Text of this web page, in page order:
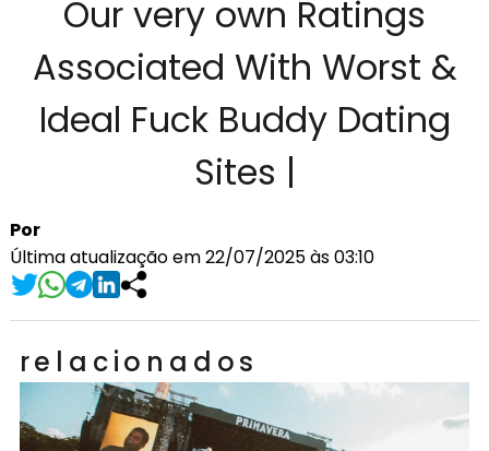
Our very own Ratings
Associated With Worst &
Ideal Fuck Buddy Dating
Sites |
Por
Última atualização em 22/07/2025 às 03:10
relacionados